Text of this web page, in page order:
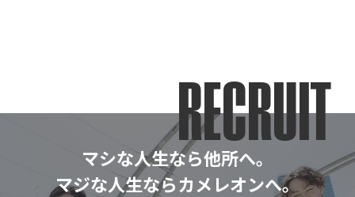
RECRUIT
マシな人生なら他所へ。
マジな人生ならカメレオンへ。